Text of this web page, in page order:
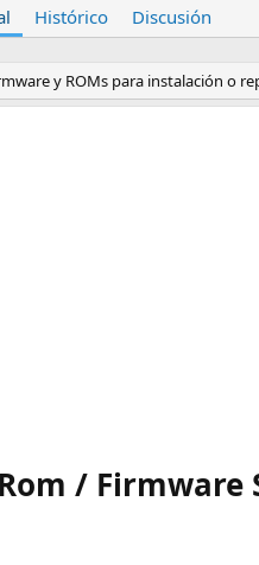
d
e
r
e
Histórico Discusión
y ROMs para instalación o
/ Firmware